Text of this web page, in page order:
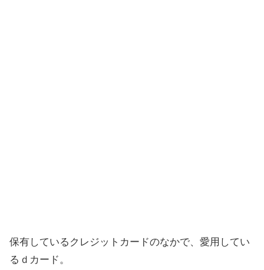
保有しているクレジットカードのなかで、愛用してい
るｄカード。